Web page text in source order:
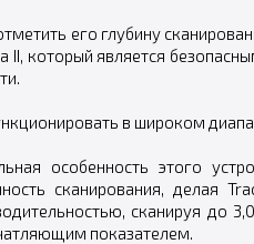
его глубину
II, который является
в широком
особенность этого
сканирования, делая
сканируя до
показателем.